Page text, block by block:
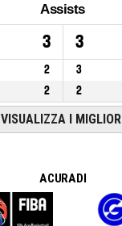
Assists
3 3
2 3
2 2
VISUALIZZA I MIGLIORI
A CURA DI